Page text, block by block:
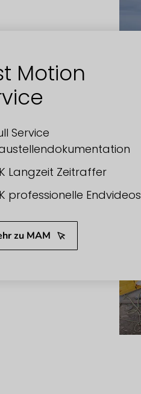
Motion
Service
Langzeit Zeitraffer
professionelle Endvideos
zu MAM